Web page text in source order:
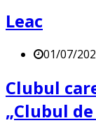
Leac
01/07/
Clubul
„Clubul